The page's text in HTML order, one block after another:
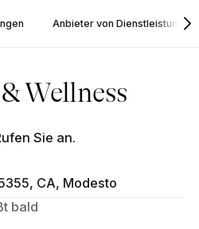
Anbieter von Dienstleistungen
Wellness
Sie an.
Waimea Ln, 95355, CA, Modesto
bald